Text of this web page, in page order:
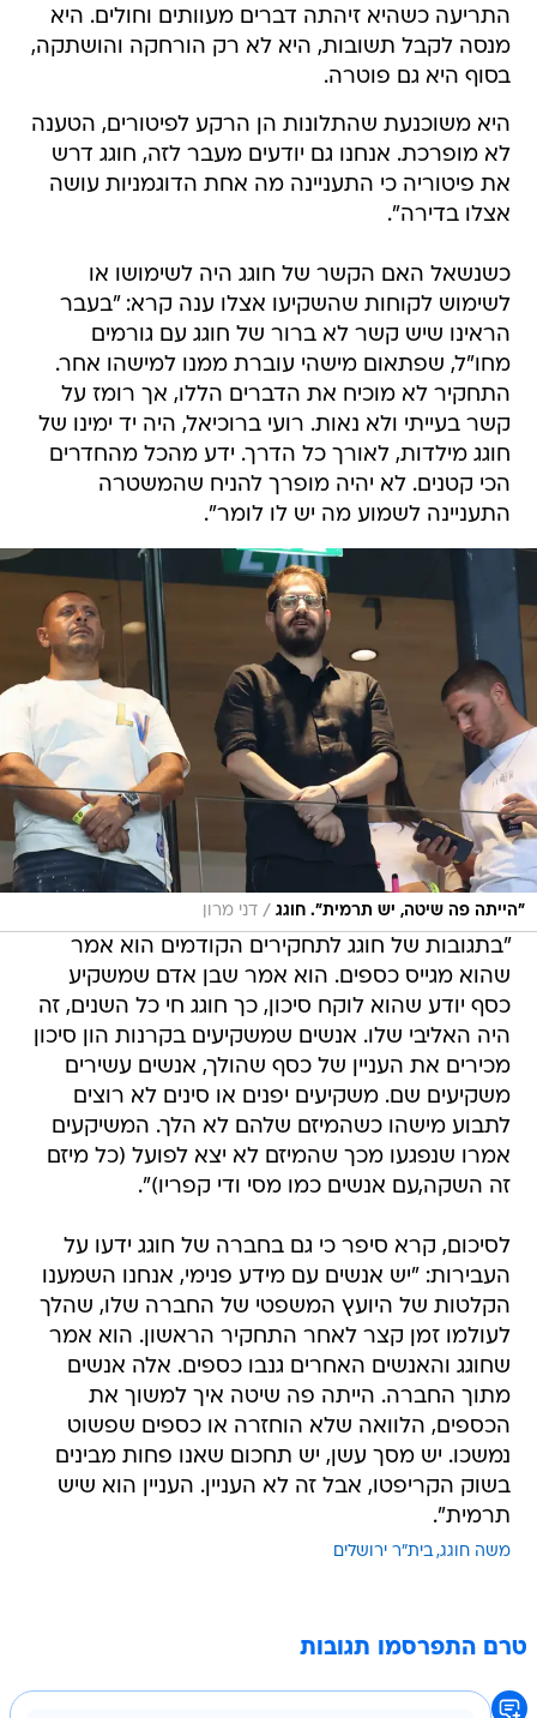
התריעה כשהיא זיהתה דברים מעוותים וחולים. היא
מנסה לקבל תשובות, היא לא רק הורחקה והושתקה,
בסוף היא גם פוטרה.
היא משוכנעת שהתלונות הן הרקע לפיטורים, הטענה
לא מופרכת. אנחנו גם יודעים מעבר לזה, חוגג דרש
את פיטוריה כי התעניינה מה אחת הדוגמניות עושה
אצלו בדירה".
כשנשאל האם הקשר של חוגג היה לשימושו או
לשימוש לקוחות שהשקיעו אצלו ענה קרא: "בעבר
הראינו שיש קשר לא ברור של חוגג עם גורמים
מחו"ל, שפתאום מישהי עוברת ממנו למישהו אחר.
התחקיר לא מוכיח את הדברים הללו, אך רומז על
קשר בעייתי ולא נאות. רועי ברוכיאל, היה יד ימינו של
חוגג מילדות, לאורך כל הדרך. ידע מהכל מהחדרים
הכי קטנים. לא יהיה מופרך להניח שהמשטרה
התעניינה לשמוע מה יש לו לומר".
"הייתה פה שיטה, יש תרמית". חוגג / דני מרון
"בתגובות של חוגג לתחקירים הקודמים הוא אמר
שהוא מגייס כספים. הוא אמר שבן אדם שמשקיע
כסף יודע שהוא לוקח סיכון, כך חוגג חי כל השנים, זה
היה האליבי שלו. אנשים שמשקיעים בקרנות הון סיכון
מכירים את העניין של כסף שהולך, אנשים עשירים
משקיעים שם. משקיעים יפנים או סינים לא רוצים
לתבוע מישהו כשהמיזם שלהם לא הלך. המשיקעים
אמרו שנפגעו מכך שהמיזם לא יצא לפועל (כל מיזם
זה השקה,עם אנשים כמו מסי ודי קפריו)".
לסיכום, קרא סיפר כי גם בחברה של חוגג ידעו על
העבירות: "יש אנשים עם מידע פנימי, אנחנו השמענו
הקלטות של היועץ המשפטי של החברה שלו, שהלך
לעולמו זמן קצר לאחר התחקיר הראשון. הוא אמר
שחוגג והאנשים האחרים גנבו כספים. אלה אנשים
מתוך החברה. הייתה פה שיטה איך למשוך את
הכספים, הלוואה שלא הוחזרה או כספים שפשוט
נמשכו. יש מסך עשן, יש תחכום שאנו פחות מבינים
בשוק הקריפטו, אבל זה לא העניין. העניין הוא שיש
תרמית".
משה חוגג בית"ר ירושלים
טרם התפרסמו תגובות